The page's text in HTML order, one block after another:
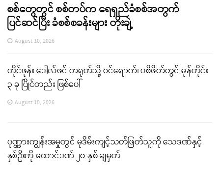
စစ်တွေတွင် စစ်တပ်က ရေရှည်ခံစစ်အတွက်
ပြင်ဆင်ပြီး ခံစစ်စခန်းများ တိုးချဲ့
August 10, 2026
တိုင်ဖုန်း ဒေါလ်ဖင် တရုတ်သို့ ဝင်ရောက်၊ ပစိဖိတ်တွင် မုန်တိုင်း
၃ ခု ပြိုင်တည်း ဖြစ်ပေါ်
August 10, 2026
ပုဏ္ဏားကျွန်းအမှုတွင် မုဒိမ်းကျင့်သတ်ဖြတ်သူကို သေဒဏ်နှင့်
နှစ်ဦးကို ထောင်ဒဏ် ၂၀ နှစ် ချမှတ်